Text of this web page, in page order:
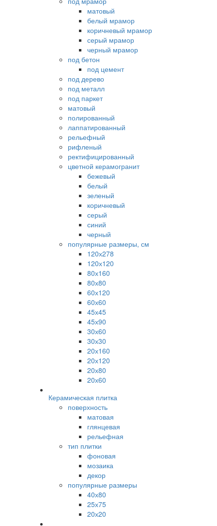
матовый
белый мрамор
коричневый мрамор
серый мрамор
черный мрамор
под бетон
под цемент
под дерево
под металл
под паркет
матовый
полированный
лаппатированный
рельефный
рифленый
ректифицированный
цветной керамогранит
бежевый
белый
зеленый
коричневый
серый
синий
черный
популярные размеры, см
120х278
120х120
80х160
80х80
60х120
60х60
45х45
45х90
30х60
30х30
20х160
20х120
20х80
20х60
Керамическая плитка
поверхность
матовая
глянцевая
рельефная
тип плитки
фоновая
мозаика
декор
популярные размеры
40х80
25х75
20х20